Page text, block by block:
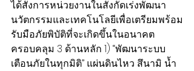
ได้สั่งการหน่วยงานในสังกัดเร่งพัฒนา
นวัตกรรมและเทคโนโลยีเพื่อเตรียมพร้อม
รับมือภัยพิบัติที่จะเกิดขึ้นในอนาคต
ครอบคลุม 3 ด้านหลัก 1) “พัฒนาระบบ
เตือนภัยในทุกมิติ” แผ่นดินไหว สึนามิ น้ำ